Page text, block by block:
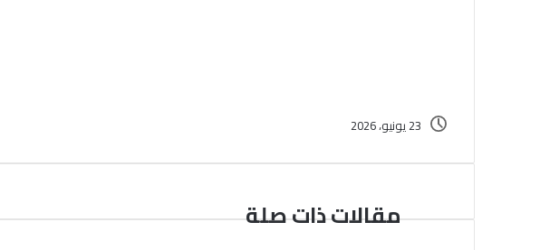
23 يونيو، 2026
مقالات ذات صلة